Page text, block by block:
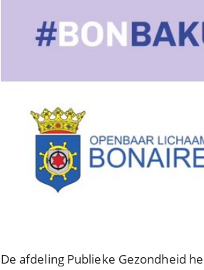
De afdeling Publieke Gezondheid